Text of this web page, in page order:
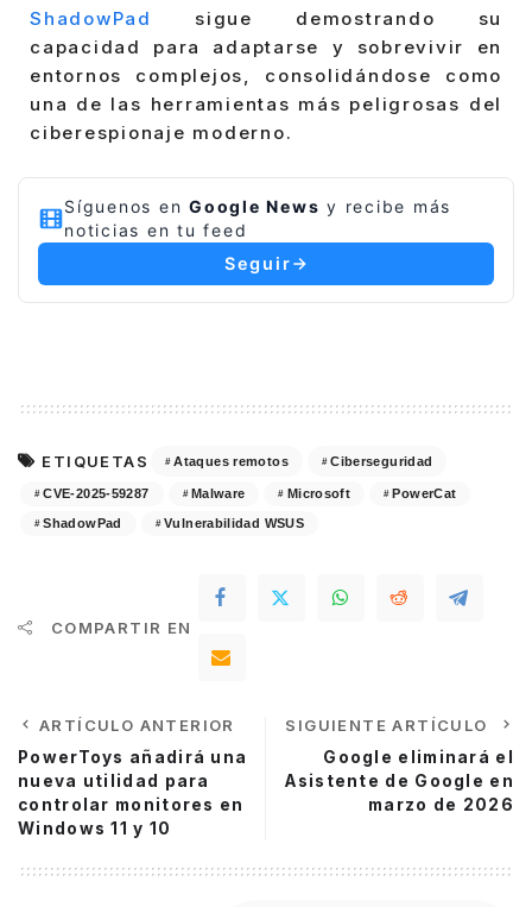
ShadowPad
sigue demostrando su
capacidad para adaptarse y sobrevivir en
entornos complejos, consolidándose como
una de las herramientas más peligrosas del
ciberespionaje moderno.
Síguenos en Google News y recibe más
noticias en tu feed
Seguir
ETIQUETAS Ataques remotos Ciberseguridad
CVE-2025-59287 Malware Microsoft PowerCat
ShadowPad Vulnerabilidad WSUS
COMPARTIR EN
ARTÍCULO ANTERIOR
PowerToys añadirá una
nueva utilidad para
controlar monitores en
Windows 11 y 10
SIGUIENTE ARTÍCULO
Google eliminará el
Asistente de Google en
marzo de 2026